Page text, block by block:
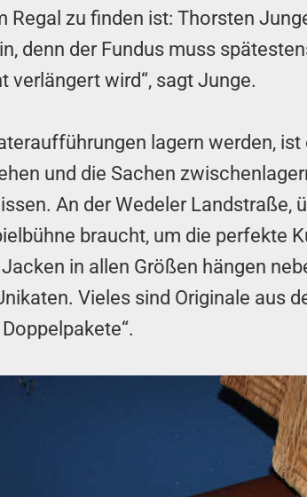
zu finden ist: Thorsten
denn der Fundus muss
verlängert wird“, sagt Junge.
lagern werden,
und die Sachen
An der Wedeler Landstraße,
braucht, um die perfekte
in allen Größen hängen
Vieles sind Originale aus